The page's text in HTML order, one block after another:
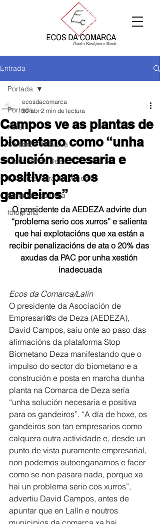
Entrada
Portada
Xeral
Comarca de Arzúa
Comarca de Deza
Comarca Terra de Melide
Comarca da Ulloa
fotografía
Portada
Campos ve as plantas de
biometano como “unha
solución necesaria e
positiva para os
gandeiros”
ecosdacomarca
30 abr 2 min de lectura
O presidente da AEDEZA advirte dun
“problema serio cos xurros” e salienta
que hai explotacións que xa están a
recibir penalizacións de ata o 20% das
axudas da PAC por unha xestión
inadecuada
Ecos da Comarca/Lalín
O presidente da Asociación de
Empresari@s de Deza (AEDEZA),
David Campos, saiu onte ao paso das
afirmacións da plataforma Stop
Biometano Deza manifestando que o
impulso do sector do biometano e a
construción e posta en marcha dunha
planta na Comarca de Deza sería
“unha solución necesaria e positiva
para os gandeiros”. “A día de hoxe, os
gandeiros son tan empresarios como
calquera outra actividade e, desde un
punto de vista puramente empresarial,
non podemos autoenganarnos e facer
como se non pasara nada, porque xa
hai un problema serio cos xurros”,
advertiu David Campos, antes de
apuntar que en Lalín e noutros